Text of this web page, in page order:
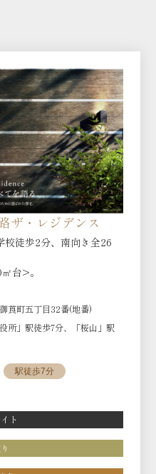
ザ・レジデンス
校徒歩2分、南向き全26
台>。
莨町五丁目32番(地番)
所」駅徒歩7分、「桜山」駅
駅徒歩7分
ト